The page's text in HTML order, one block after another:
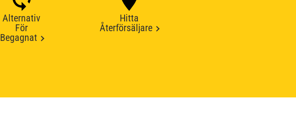
Alternativ
För
Begagnat
Hitta
Återförsäljare